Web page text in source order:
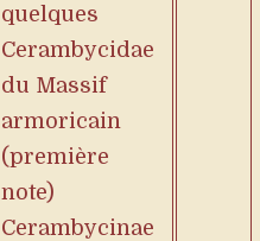
quelques
Cerambycidae
du Massif
armoricain
(première
note)
Cerambycinae